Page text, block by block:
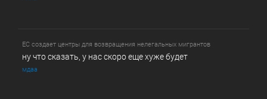
ЕС создает центры для возвращения нелегальных мигрантов
ну что сказать, у нас скоро еще хуже будет
мдаа